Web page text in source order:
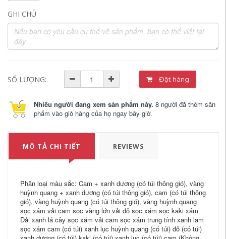
GHI CHÚ
SỐ LƯỢNG: Đặt hàng
Nhiều người đang xem sản phẩm này. 8 người đã thêm sản
phẩm vào giỏ hàng của họ ngay bây giờ.
MÔ TẢ CHI TIẾT REVIEWS
Phân loại màu sắc: Cam + xanh dương (có túi thông gió), vàng
huỳnh quang + xanh dương (có túi thông gió), cam (có túi thông
gió), vàng huỳnh quang (có túi thông gió), vàng huỳnh quang
sọc xám vải cam sọc vàng lớn vải đỏ sọc xám sọc kaki xám
Dải xanh lá cây sọc xám vải cam sọc xám trung tính xanh lam
sọc xám cam (có túi) xanh lục huỳnh quang (có túi) đỏ (có túi)